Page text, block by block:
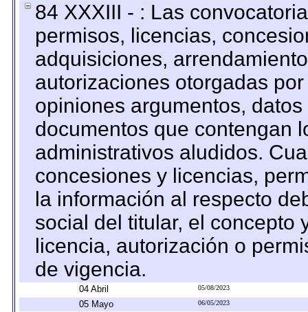
84 XXXIII - : Las
permisos, licencias,
adquisiciones,
autorizaciones otorgadas
opiniones argumentos,
documentos que contengan
administrativos aludidos.
concesiones y licencias,
la información al respecto
social del titular, el concepto
licencia, autorización o
de vigencia.
04 Abril 05/08/2023
05 Mayo 06/05/2023